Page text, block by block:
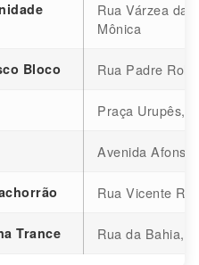
Rua Várzea da
Mônica
Bloco Rua Padre
Praça Urupês,
Avenida
Rua Vicente
Trance Rua da Bahia,